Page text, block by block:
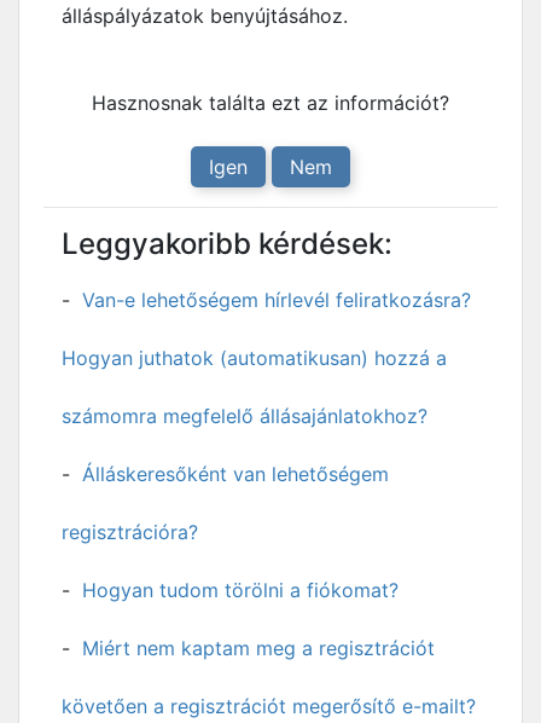
álláspályázatok benyújtásához.
Hasznosnak találta ezt az információt?
Igen Nem
Leggyakoribb kérdések:
Van-e lehetőségem hírlevél feliratkozásra?
Hogyan juthatok (automatikusan) hozzá a
számomra megfelelő állásajánlatokhoz?
Álláskeresőként van lehetőségem
regisztrációra?
Hogyan tudom törölni a fiókomat?
Miért nem kaptam meg a regisztrációt
követően a regisztrációt megerősítő e-mailt?